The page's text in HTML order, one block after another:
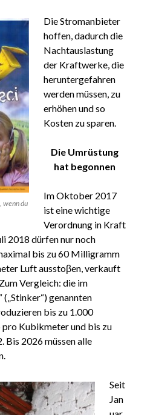
wenn du
Die Stromanbieter
hoffen, dadurch die
Nachtauslastung
der Kraftwerke, die
heruntergefahren
werden müssen, zu
erhöhen und so
Kosten zu sparen.
Die Umrüstung
hat begonnen
Im Oktober 2017
ist eine wichtige
Verordnung in Kraft
2018 dürfen nur noch
bis zu 60 Milligramm
Luft ausstoβen, verkauft
Vergleich: die im
genannten
bis zu 1.000
Kubikmeter und bis zu
Bis 2026 müssen alle
Seit
Jan